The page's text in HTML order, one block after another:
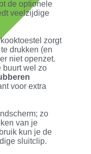
de optionele
veelzijdige
zorgt
drukken (en
niet openzet.
buurt wel zo
voor extra
zo
van je
kun je de
sluitclip.